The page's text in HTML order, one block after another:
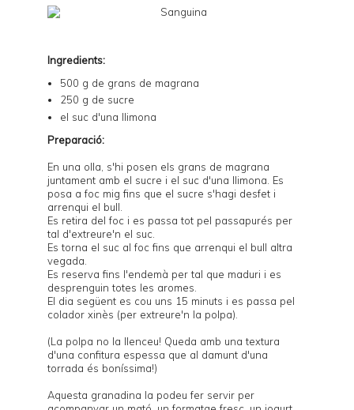
Ingredients:
500 g de grans de magrana
250 g de sucre
el suc d'una llimona
Preparació:
En una olla, s'hi posen els grans de magrana
juntament amb el sucre i el suc d'una llimona. Es
posa a foc mig fins que el sucre s'hagi desfet i
arrenqui el bull.
Es retira del foc i es passa tot pel passapurés per
tal d'extreure'n el suc.
Es torna el suc al foc fins que arrenqui el bull altra
vegada.
Es reserva fins l'endemà per tal que maduri i es
desprenguin totes les aromes.
El dia següent es cou uns 15 minuts i es passa pel
colador xinès (per extreure'n la polpa).
(La polpa no la llenceu! Queda amb una textura
d'una confitura espessa que al damunt d'una
torrada és boníssima!)
Aquesta granadina la podeu fer servir per